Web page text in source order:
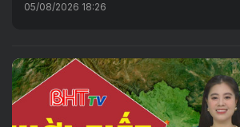
05/08/2026 18:26